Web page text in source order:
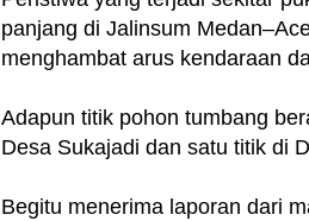
panjang di Jalinsum
menghambat arus kendaraan
Adapun titik pohon tumbang
Desa Sukajadi dan satu titik di
Begitu menerima laporan dari